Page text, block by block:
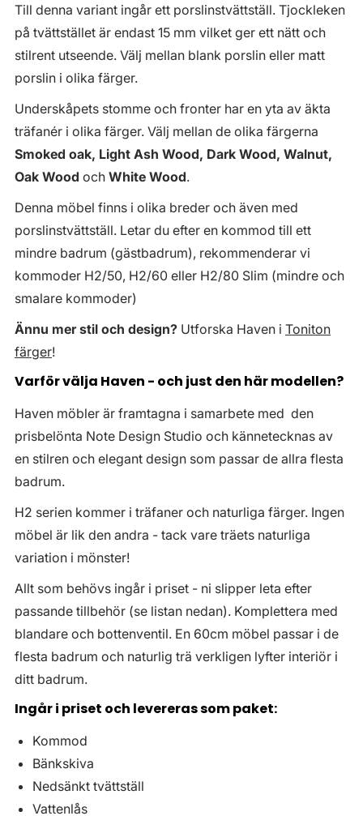
Till denna variant ingår ett porslinstvättställ. Tjockleken
på tvättstället är endast 15 mm vilket ger ett nätt och
stilrent utseende. Välj mellan blank porslin eller matt
porslin i olika färger.
Underskåpets stomme och fronter har en yta av äkta
träfanér i olika färger. Välj mellan de olika färgerna
Smoked oak, Light Ash Wood, Dark Wood, Walnut,
Oak Wood och White Wood.
Denna möbel finns i olika breder och även med
porslinstvättställ. Letar du efter en kommod till ett
mindre badrum (gästbadrum), rekommenderar vi
kommoder H2/50, H2/60 eller H2/80 Slim (mindre och
smalare kommoder)
Ännu mer stil och design? Utforska Haven i Toniton
färger!
Varför välja Haven - och just den här modellen?
Haven möbler är framtagna i samarbete med den
prisbelönta Note Design Studio och kännetecknas av
en stilren och elegant design som passar de allra flesta
badrum.
H2 serien kommer i träfaner och naturliga färger. Ingen
möbel är lik den andra - tack vare träets naturliga
variation i mönster!
Allt som behövs ingår i priset - ni slipper leta efter
passande tillbehör (se listan nedan). Komplettera med
blandare och bottenventil. En 60cm möbel passar i de
flesta badrum och naturlig trä verkligen lyfter interiör i
ditt badrum.
Ingår i priset och levereras som paket:
Kommod
Bänkskiva
Nedsänkt tvättställ
Vattenlås